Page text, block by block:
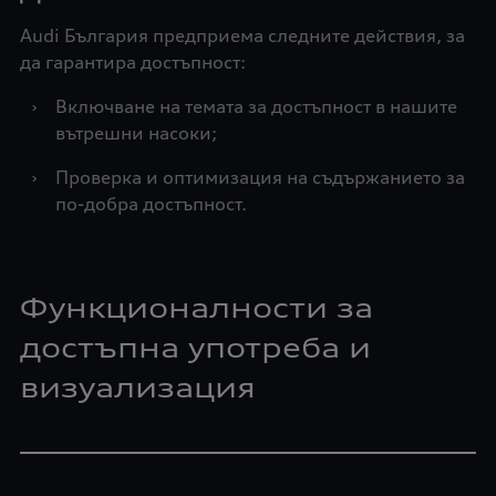
Audi България предприема следните действия, за
да гарантира достъпност:
›
Включване на темата за достъпност в нашите
вътрешни насоки;
›
Проверка и оптимизация на съдържанието за
по-добра достъпност.
Функционалности за
достъпна употреба и
визуализация